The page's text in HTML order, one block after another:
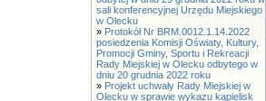
sali konferencyjnej Urzędu Miejskiego
w Olecku
» Protokół Nr BRM.0012.1.14.2022
posiedzenia Komisji Oświaty, Kultury,
Promocji Gminy, Sportu i Rekreacji
Rady Miejskiej w Olecku odbytego w
dniu 20 grudnia 2022 roku
» Projekt uchwały Rady Miejskiej w
Olecku w sprawie wykazu kąpielisk